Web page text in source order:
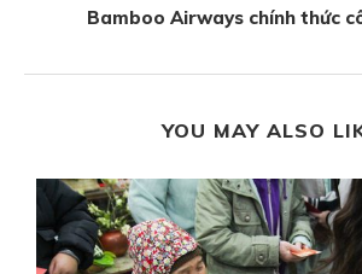
Bamboo Airways chính thức
YOU MAY ALSO